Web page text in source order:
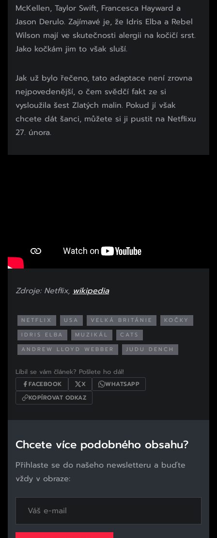
McKellen, Taylor Swift, Francesca Hayward a
Jason Derulo. Zajímavé je, že Idris Elba a Rebel
Wilson mají ve skutečnosti alergii na kočičí srst.
Jako kočkám jim to však sluší.
Jak už bylo řečeno, tato adaptace není zrovna
nejpovedenější, o čem svědčí fakt ze si
vysloužila šest Zlatých malin. Pokud jí však
chcete dát šanci, můžete si ji pustit na Netflixu
27. února.
Zdroje: Netflix, wikipedia
NETFLIX USA VELKÁ BRITÁNIE
KOČKY
IDRIS ELBA
MUZIKÁL
CATS
ANDREW LLOYD WEBBER
JUDU DENCH
Líbil se vám článek? Pošlete ho dál!
FACEBOOK X
WHATSAPP
KOPÍROVAT ODKAZ
Chcete více podobného obsahu?
Přihlaste se do našeho newsletteru a buďte
vždy v obraze: